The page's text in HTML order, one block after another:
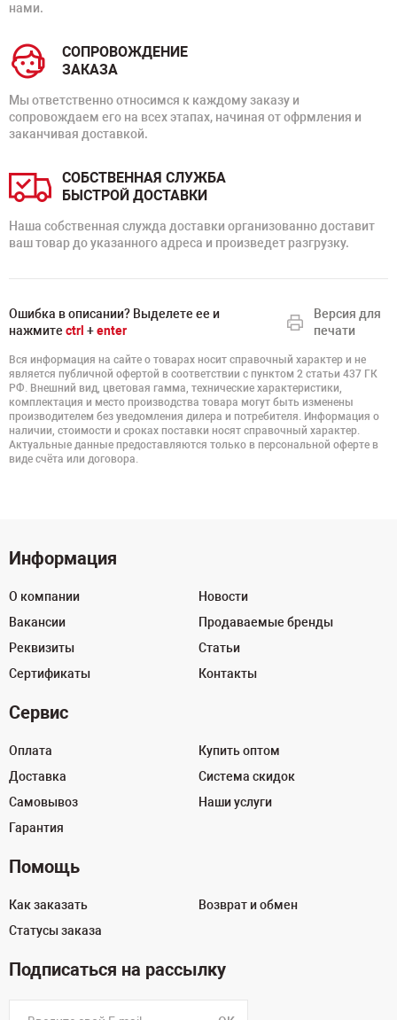
нами.
СОПРОВОЖДЕНИЕ
ЗАКАЗА
Мы ответственно относимся к каждому заказу и
сопровождаем его на всех этапах, начиная от офрмления и
заканчивая доставкой.
СОБСТВЕННАЯ СЛУЖБА
БЫСТРОЙ ДОСТАВКИ
Наша собственная служда доставки организованно доставит
ваш товар до указанного адреса и произведет разгрузку.
Ошибка в описании? Выделете ее и
нажмите ctrl +enter
Версия для
печати
Вся информация на сайте о товарах носит справочный характер и не
является публичной офертой в соответствии с пунктом 2 статьи 437 ГК
РФ. Внешний вид, цветовая гамма, технические характеристики,
комплектация и место производства товара могут быть изменены
производителем без уведомления дилера и потребителя. Информация о
наличии, стоимости и сроках поставки носят справочный характер.
Актуальные данные предоставляются только в персональной оферте в
виде счёта или договора.
Информация
О компании
Вакансии
Реквизиты
Сертификаты
Новости
Продаваемые бренды
Статьи
Контакты
Сервис
Оплата
Доставка
Самовывоз
Гарантия
Купить оптом
Система скидок
Наши услуги
Помощь
Как заказать
Статусы заказа
Возврат и обмен
Подписаться на рассылку